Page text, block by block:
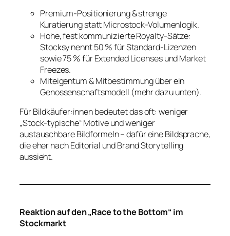
Premium-Positionierung & strenge
Kuratierung statt Microstock-Volumenlogik.
Hohe, fest kommunizierte Royalty-Sätze:
Stocksy nennt 50 % für Standard-Lizenzen
sowie 75 % für Extended Licenses und Market
Freezes.
Miteigentum & Mitbestimmung über ein
Genossenschaftsmodell (mehr dazu unten).
Für Bildkäufer:innen bedeutet das oft: weniger
„Stock-typische“ Motive und weniger
austauschbare Bildformeln – dafür eine Bildsprache,
die eher nach Editorial und Brand Storytelling
aussieht.
Reaktion auf den „Race to the Bottom“ im
Stockmarkt